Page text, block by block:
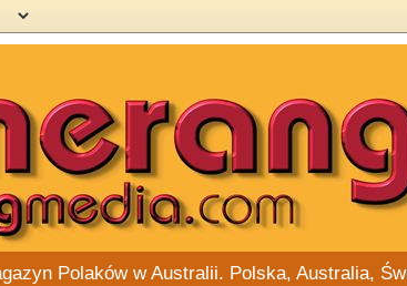
Polaków w Australii. Polska, Australia,